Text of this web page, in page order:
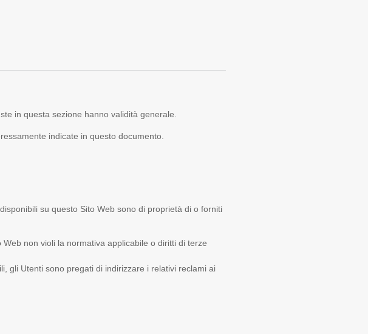
in questa sezione hanno validità generale.
indicate in questo documento.
su questo Sito Web sono di proprietà di o forniti
non violi la normativa applicabile o diritti di terze
gli Utenti sono pregati di indirizzare i relativi reclami ai